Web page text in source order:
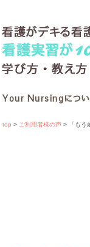
Your Nursingにつ
top > ご利用者様の声 > 「もう